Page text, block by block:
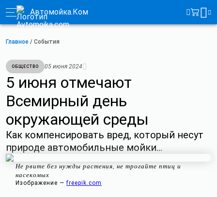
Автомойка.Ком
Главное / События
ОБЩЕСТВО 05 июня 2024
5 июня отмечают
Всемирный день
окружающей среды
Как компенсировать вред, который несут
природе автомобильные мойки…
Не рвите без нужды растения, не трогайте птиц и
насекомых
Изображение —freepik.com